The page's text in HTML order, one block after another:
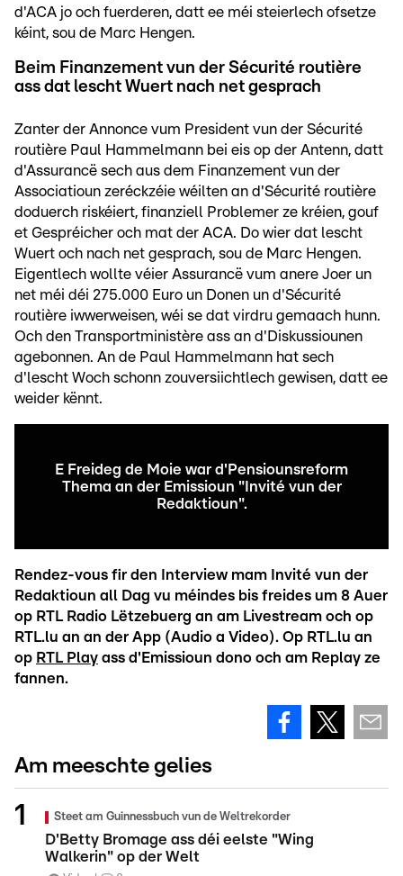
d'ACA jo och fuerderen, datt ee méi steierlech ofsetze
kéint, sou de Marc Hengen.
Beim Finanzement vun der Sécurité routière
ass dat lescht Wuert nach net gesprach
Zanter der Annonce vum President vun der Sécurité
routière Paul Hammelmann bei eis op der Antenn, datt
d'Assurancë sech aus dem Finanzement vun der
Associatioun zeréckzéie wéilten an d'Sécurité routière
doduerch riskéiert, finanziell Problemer ze kréien, gouf
et Gespréicher och mat der ACA. Do wier dat lescht
Wuert och nach net gesprach, sou de Marc Hengen.
Eigentlech wollte véier Assurancë vum anere Joer un
net méi déi 275.000 Euro un Donen un d'Sécurité
routière iwwerweisen, wéi se dat virdru gemaach hunn.
Och den Transportministère ass an d'Diskussiounen
agebonnen. An de Paul Hammelmann hat sech
d'lescht Woch schonn zouversiichtlech gewisen, datt ee
weider kënnt.
E Freideg de Moie war d'Pensiounsreform
Thema an der Emissioun "Invité vun der
Redaktioun".
Rendez-vous fir den Interview mam Invité vun der
Redaktioun all Dag vu méindes bis freides um 8 Auer
op RTL Radio Lëtzebuerg an am Livestream och op
RTL.lu an an der App (Audio a Video). Op RTL.lu an
op RTL Play ass d'Emissioun dono och am Replay ze
fannen.
Am meeschte gelies
Steet am Guinnessbuch vun de Weltrekorder
D'Betty Bromage ass déi eelste "Wing
Walkerin" op der Welt